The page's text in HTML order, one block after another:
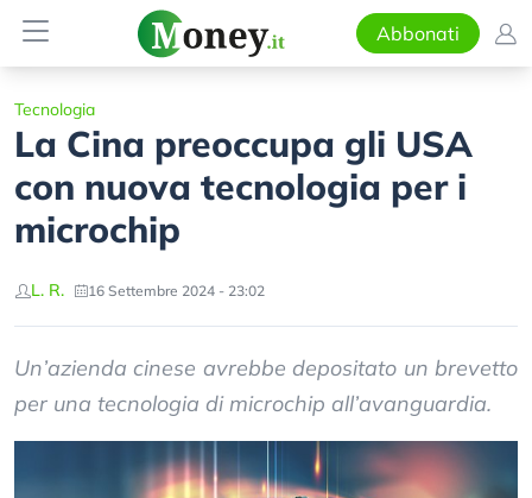
Abbonati
Tecnologia
La Cina preoccupa gli USA
con nuova tecnologia per i
microchip
L. R. 16 Settembre 2024 - 23:02
Un’azienda cinese avrebbe depositato un brevetto
per una tecnologia di microchip all’avanguardia.